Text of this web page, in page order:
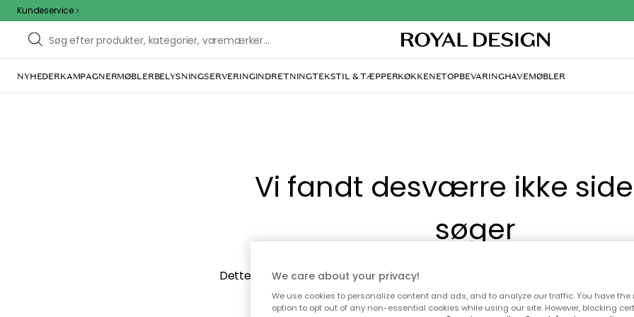
Kundeservice
NYHEDERKAMPAGNERMØBLERBELYSNINGSERVERINGINDRETNINGTEKSTIL & TÆPPERKØKKENETOPBEVARINGHAVEMØBLER
Vi fandt desværre ikke
søger
Dette kan være fordi, at siden ikke længere findes eller at den er flyttet. Vi
ovenfor kan du prøve en ny søgning eller besøge en vores populære
We care about your privacy!
We use cookies to personalize content and ads, and to analyze our traffic. You have
option to opt out of any non-essential cookies while using our site. However, blocking